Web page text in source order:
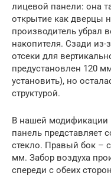
лицевой панели: она
открытие как дверцы
производитель убрал
накопителя. Сзади
отсеки для
предустановлен 120
установить), но
структурой.
В нашей модификации
панель представляет
стекло. Правый бок –
мм. Забор воздуха
спереди с обеих